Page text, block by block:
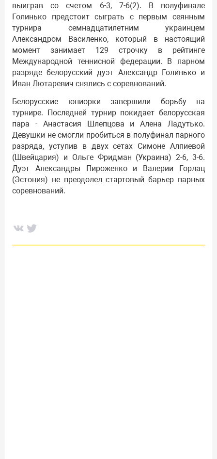
выиграв со счетом 6-3, 7-6(2). В полуфинале
Голинько предстоит сыграть с первым сеянным
турнира семнадцатилетним украинцем
Александром Василенко, который в настоящий
момент занимает 129 строчку в рейтинге
Международной теннисной федерации. В парном
разряде белорусский дуэт Александр Голинько и
Иван Лютаревич снялись с соревнований.
Белорусские юниорки завершили борьбу на
турнире. Последней турнир покидает белорусская
пара - Анастасия Шлепцова и Алена Ладутько.
Девушки не смогли пробиться в полуфинал парного
разряда, уступив в двух сетах Симоне Алпиевой
(Швейцария) и Ольге Фридман (Украина) 2-6, 3-6.
Дуэт Александры Пироженко и Валерии Горлац
(Эстония) не преодолел стартовый барьер парных
соревнований.